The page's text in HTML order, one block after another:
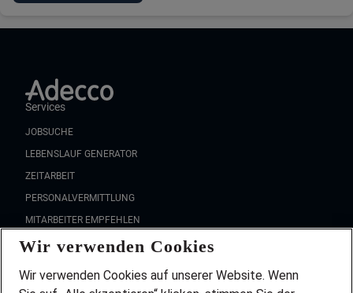
Services
JOBSUCHE
LEBENSLAUF GENERATOR
ZEITARBEIT
PERSONALVERMITTLUNG
MITARBEITER EMPFEHLEN
FAQ
Wir stellen ein!
DEINE BERUFSGRUPPE
Wir verwenden Cookies
Wir verwenden Cookies auf unserer Website. Wenn